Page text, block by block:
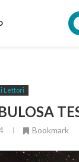
Lettori
Bookmark